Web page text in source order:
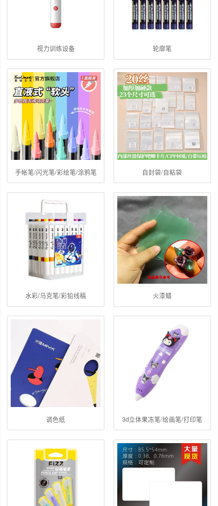
视力训练设备 轮廓笔
手帐笔/闪光笔/彩绘笔/涂鸦笔 自封袋/自粘袋
水彩/马克笔/彩铅线稿 火漆蜡
调色纸 3d立体果冻笔/绘画笔/打印笔